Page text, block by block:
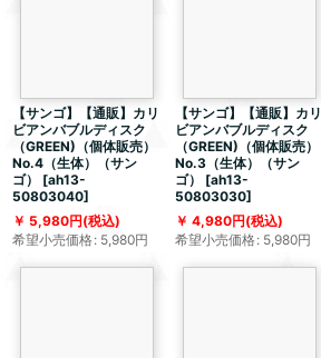
【サンゴ】【通販】カリ
ビアンバブルディスク
（GREEN)（個体販売）
No.4（生体）（サン
ゴ）
[ah13-
50803040]
5,980円(税込)
希望小売価格: 5,980円
【サンゴ】【通販】カリ
ビアンバブルディスク
（GREEN)（個体販売）
No.3（生体）（サン
ゴ）
[ah13-
50803030]
4,980円(税込)
希望小売価格: 5,980円